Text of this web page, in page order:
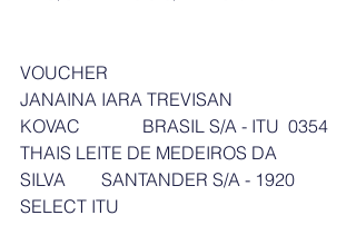
VOUCHER
JANAINA IARA TREVISAN
KOVAC              BRASIL S/A - ITU  0354
THAIS LEITE DE MEDEIROS DA
SILVA        SANTANDER S/A - 1920
SELECT ITU